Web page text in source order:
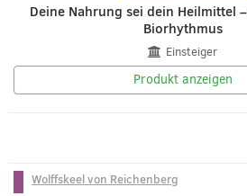
Deine Nahrung sei dein Heilmittel
Biorhythmus
Einsteiger
Produkt anzeigen
Wolffskeel von Reichenberg